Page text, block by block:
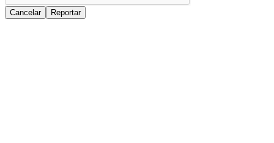
Cancelar Reportar